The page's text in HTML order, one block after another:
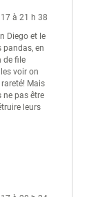
à 21 h 38
Diego et le
pandas, en
de file
voir on
Mais
ne pas être
leurs